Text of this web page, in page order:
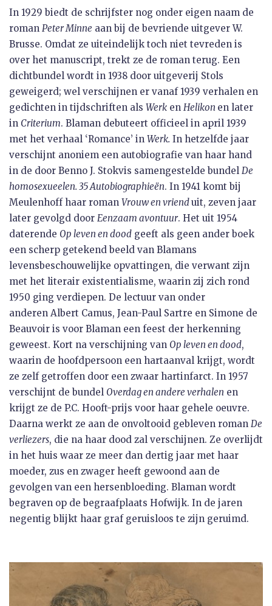
In 1929 biedt de schrijfster nog onder eigen naam de
roman Peter Minne aan bij de bevriende uitgever W.
Brusse. Omdat ze uiteindelijk toch niet tevreden is
over het manuscript, trekt ze de roman terug. Een
dichtbundel wordt in 1938 door uitgeverij Stols
geweigerd; wel verschijnen er vanaf 1939 verhalen en
gedichten in tijdschriften als Werk en Helikon en later
in Criterium. Blaman debuteert officieel in april 1939
met het verhaal ‘Romance’ in Werk. In hetzelfde jaar
verschijnt anoniem een autobiografie van haar hand
in de door Benno J. Stokvis samengestelde bundel De
homosexueelen. 35 Autobiographieën. In 1941 komt bij
Meulenhoff haar roman Vrouw en vrienduit, zeven jaar
later gevolgd door Eenzaam avontuur. Het uit 1954
daterende Op leven en dood geeft als geen ander boek
een scherp getekend beeld van Blamans
levensbeschouwelijke opvattingen, die verwant zijn
met het literair existentialisme, waarin zij zich rond
1950 ging verdiepen. De lectuur van onder
anderen Albert Camus, Jean-Paul Sartre en Simone de
Beauvoir is voor Blaman een feest der herkenning
geweest. Kort na verschijning van Op leven en dood,
waarin de hoofdpersoon een hartaanval krijgt, wordt
ze zelf getroffen door een zwaar hartinfarct. In 1957
verschijnt de bundel Overdag en andere verhalen en
krijgt ze de P.C. Hooft-prijs voor haar gehele oeuvre.
Daarna werkt ze aan de onvoltooid gebleven roman De
verliezers, die na haar dood zal verschijnen. Ze overlijdt
in het huis waar ze meer dan dertig jaar met haar
moeder, zus en zwager heeft gewoond aan de
gevolgen van een hersenbloeding. Blaman wordt
begraven op de begraafplaats Hofwijk. In de jaren
negentig blijkt haar graf geruisloos te zijn geruimd.